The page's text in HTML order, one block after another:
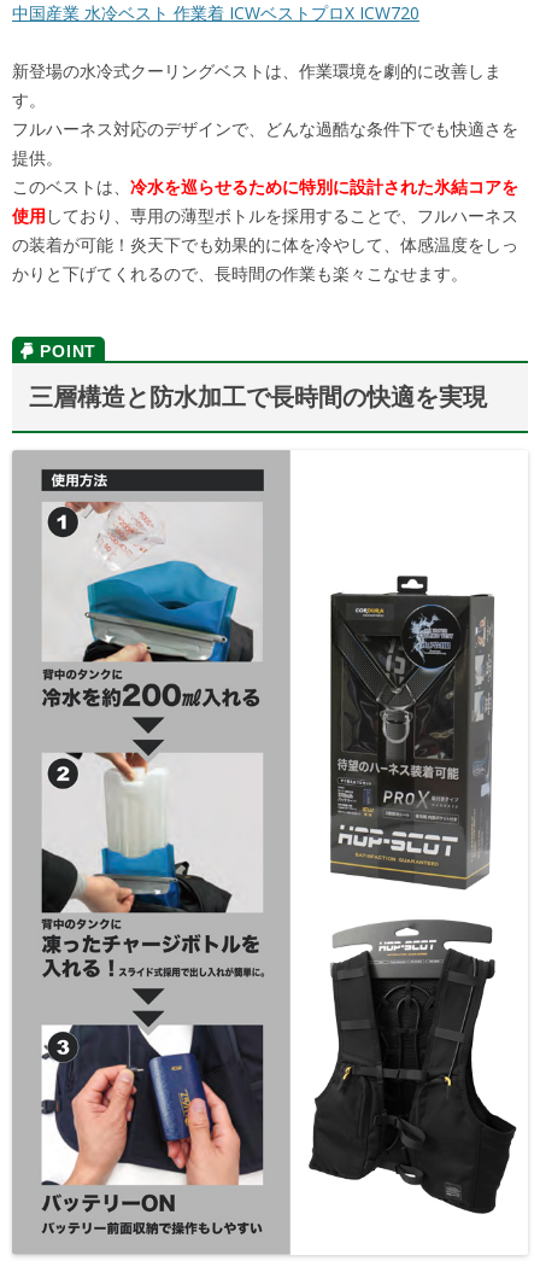
中国産業 水冷ベスト 作業着 ICWベストプロX ICW720
新登場の水冷式クーリングベストは、作業環境を劇的に改善しま
す。
フルハーネス対応のデザインで、どんな過酷な条件下でも快適さを
提供。
このベストは、 冷水を巡らせるために特別に設計された氷結コアを
使用 しており、専用の薄型ボトルを採用することで、フルハーネス
の装着が可能！炎天下でも効果的に体を冷やして、体感温度をしっ
かりと下げてくれるので、長時間の作業も楽々こなせます。
三層構造と防水加工で長時間の快適を実現